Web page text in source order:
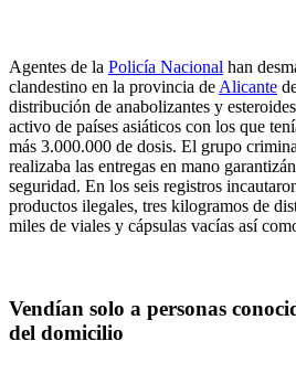
Agentes de la Policía Nacional han
clandestino en la provincia de Alicante
distribución de anabolizantes y
activo de países asiáticos con los que
más 3.000.000 de dosis. El grupo
realizaba las entregas en mano
seguridad. En los seis registros
productos ilegales, tres kilogramos de
miles de viales y cápsulas vacías así
Vendían solo a personas
del domicilio